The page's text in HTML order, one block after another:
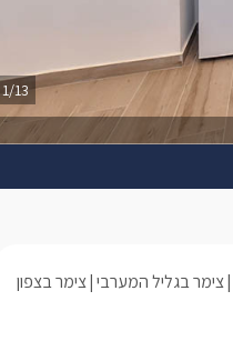
1/13
צימר בגליל המערבי צימר בצפון